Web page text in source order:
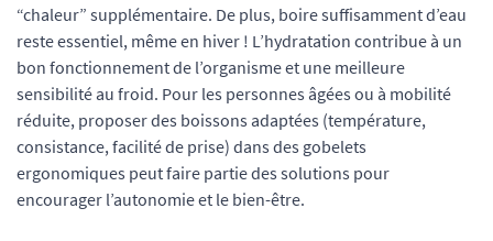
“chaleur” supplémentaire. De plus, boire suffisamment d’eau
reste essentiel, même en hiver ! L’hydratation contribue à un
bon fonctionnement de l’organisme et une meilleure
sensibilité au froid. Pour les personnes âgées ou à mobilité
réduite, proposer des boissons adaptées (température,
consistance, facilité de prise) dans des gobelets
ergonomiques peut faire partie des solutions pour
encourager l’autonomie et le bien-être.